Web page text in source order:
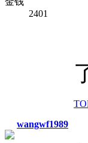
2401
wangwf1989